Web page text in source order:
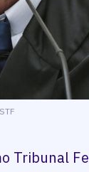
Tribunal